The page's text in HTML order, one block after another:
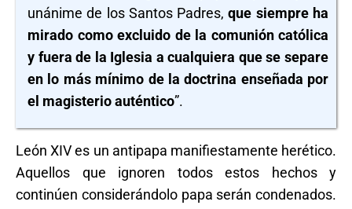
unánime de los Santos Padres,que siempre ha
mirado como excluido de la comunión católica
y fuera de la Iglesia a cualquiera que se separe
en lo más mínimo de la doctrina enseñada por
el magisterio auténtico”.
León XIV es un antipapa manifiestamente herético.
Aquellos que ignoren todos estos hechos y
continúen considerándolo papa serán condenados.